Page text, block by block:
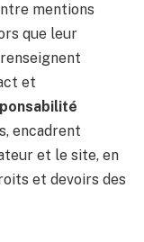
mentions
que leur
et
encadrent
et le site, en
et devoirs des